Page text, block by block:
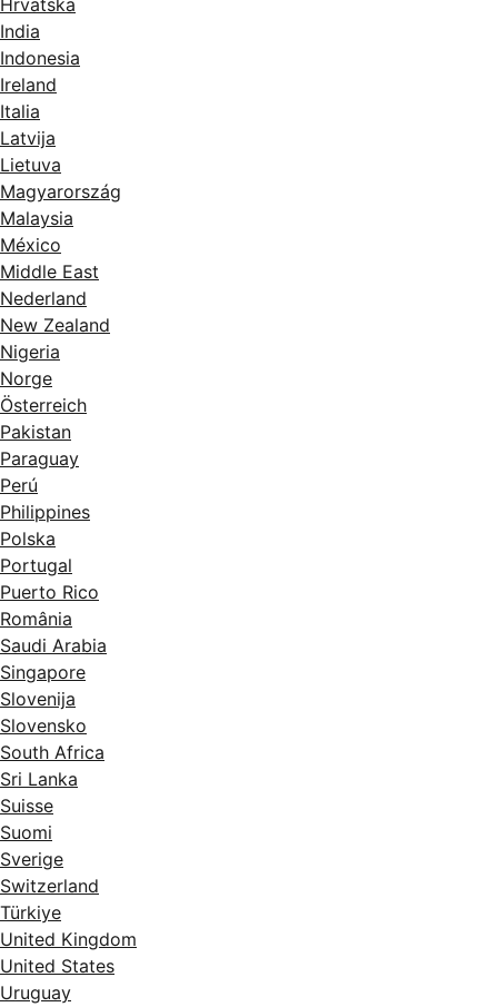
Hrvatska
India
Indonesia
Ireland
Italia
Latvija
Lietuva
Magyarország
Malaysia
México
Middle East
Nederland
New Zealand
Nigeria
Norge
Österreich
Pakistan
Paraguay
Perú
Philippines
Polska
Portugal
Puerto Rico
România
Saudi Arabia
Singapore
Slovenija
Slovensko
South Africa
Sri Lanka
Suisse
Suomi
Sverige
Switzerland
Türkiye
United Kingdom
United States
Uruguay